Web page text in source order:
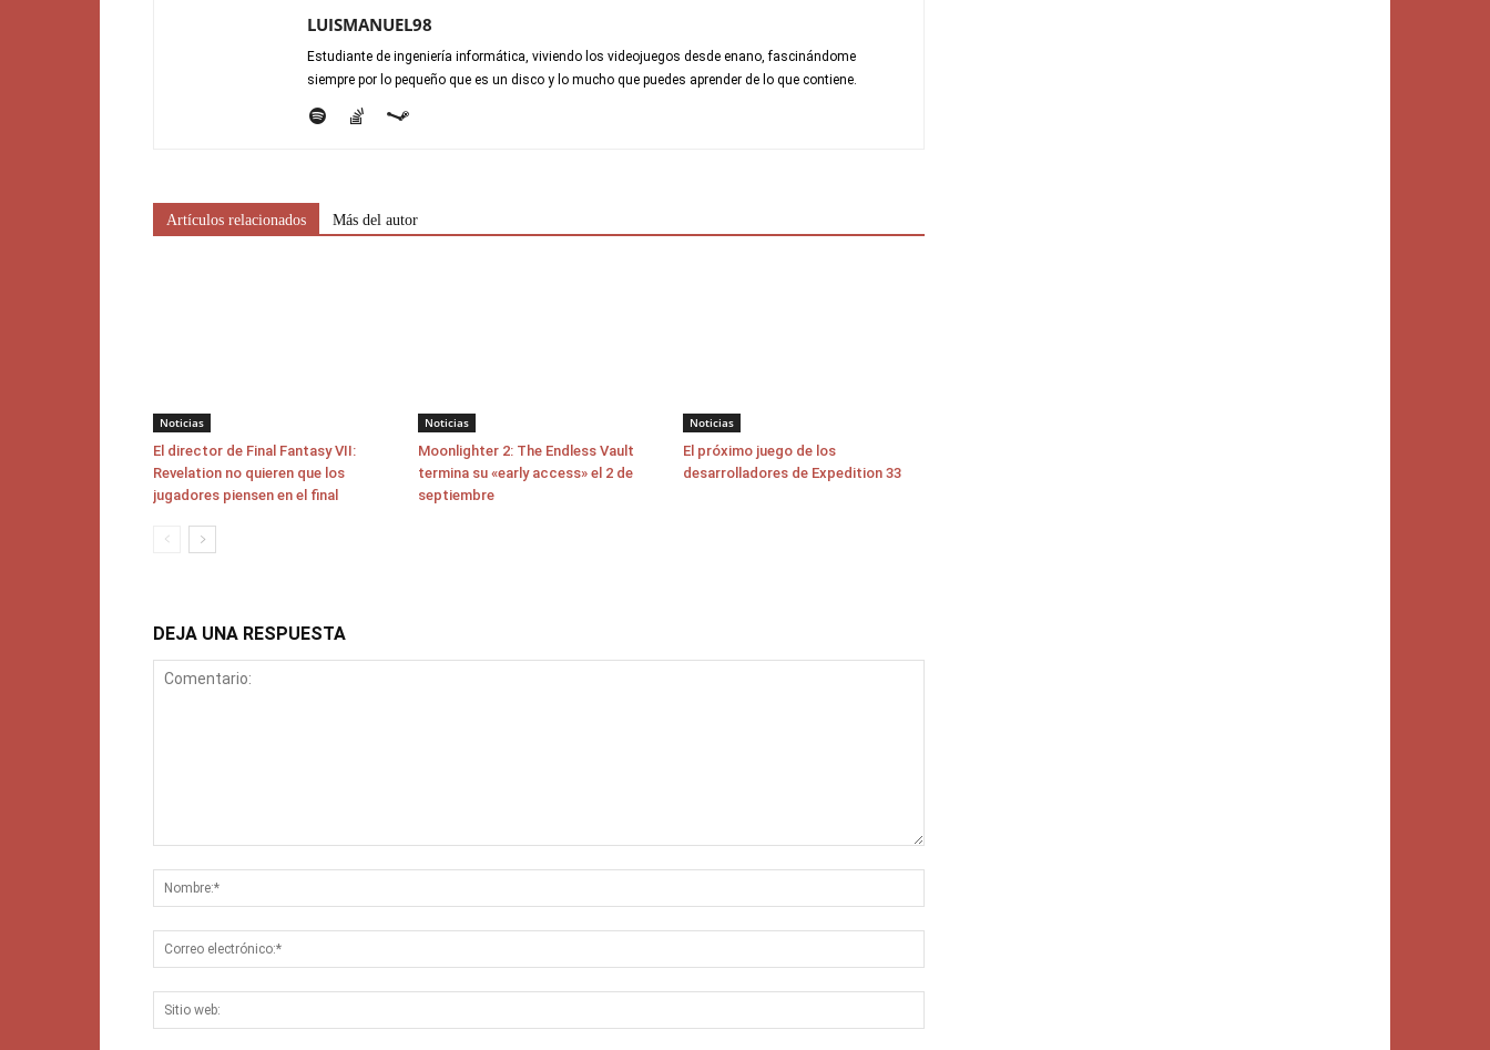
LUISMANUEL98
Estudiante de ingeniería informática, viviendo los videojuegos desde enano, fascinándome
siempre por lo pequeño que es un disco y lo mucho que puedes aprender de lo que contiene.
Artículos relacionados Más del autor
Noticias
El director de Final Fantasy VII:
Revelation no quieren que los
jugadores piensen en el final
Noticias
Moonlighter 2: The Endless Vault
termina su «early access» el 2 de
septiembre
Noticias
El próximo juego de los
desarrolladores de Expedition 33
DEJA UNA RESPUESTA